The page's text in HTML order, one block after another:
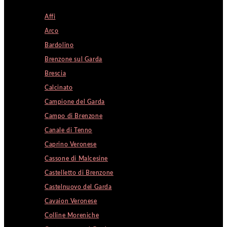
Affi
Arco
Bardolino
Brenzone sul Garda
Brescia
Calcinato
Campione del Garda
Campo di Brenzone
Canale di Tenno
Caprino Veronese
Cassone di Malcesine
Castelletto di Brenzone
Castelnuovo del Garda
Cavaion Veronese
Colline Moreniche